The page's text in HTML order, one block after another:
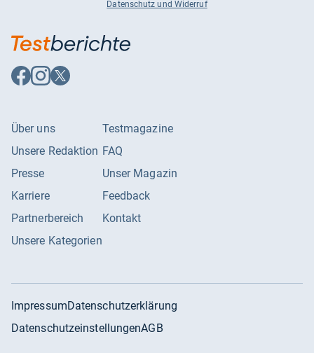
Datenschutz und Widerruf
Auf
Facebook
Auf
Instagram
Auf
X
Über uns
Unsere Redaktion
Presse
Karriere
Partnerbereich
Unsere Kategorien
Testmagazine
FAQ
Unser Magazin
Feedback
Kontakt
ImpressumDatenschutzerklärung
DatenschutzeinstellungenAGB